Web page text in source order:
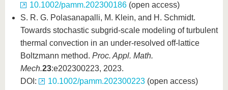
10.1002/pamm.202300186 (open access)
S. R. G. Polasanapalli, M. Klein, and H. Schmidt.
Towards stochastic subgrid-scale modeling of turbulent
thermal convection in an under-resolved off-lattice
Boltzmann method. Proc. Appl. Math.
Mech.23:e202300223, 2023.
DOI:
10.1002/pamm.202300223 (open access)